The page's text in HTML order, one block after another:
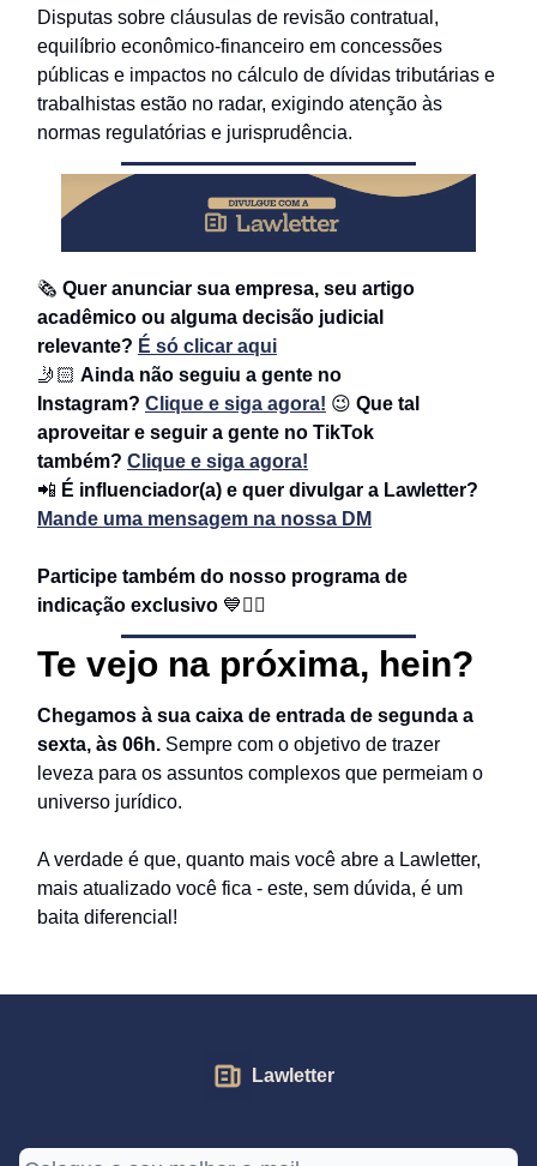
Disputas sobre cláusulas de revisão contratual,
equilíbrio econômico-financeiro em concessões
públicas e impactos no cálculo de dívidas tributárias e
trabalhistas estão no radar, exigindo atenção às
normas regulatórias e jurisprudência.
🗞 Quer anunciar sua empresa, seu artigo
acadêmico ou alguma decisão judicial
relevante? É só clicar aqui
🤳🏻 Ainda não seguiu a gente no
Instagram? Clique e siga agora! 😉 Que tal
aproveitar e seguir a gente no TikTok
também? Clique e siga agora!
📲 É influenciador(a) e quer divulgar a Lawletter?
Mande uma mensagem na nossa DM
Participe também do nosso programa de
indicação exclusivo 💙 👇🏻
Te vejo na próxima, hein?
Chegamos à sua caixa de entrada de segunda a
sexta, às 06h. Sempre com o objetivo de trazer
leveza para os assuntos complexos que permeiam o
universo jurídico.
A verdade é que, quanto mais você abre a Lawletter,
mais atualizado você fica - este, sem dúvida, é um
baita diferencial!
Lawletter